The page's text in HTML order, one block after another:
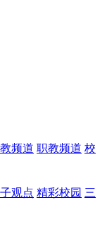
频道 职教频道 校
观点 精彩校园 三